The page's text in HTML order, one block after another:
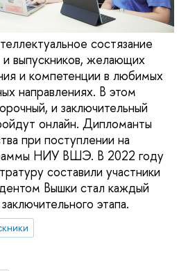
состязание
выпускников, желающих
и компетенции в любимых
направлениях. В этом
и заключительный
онлайн. Дипломанты
при поступлении на
НИУ ВШЭ. В 2022 году
составили участники
Вышки стал каждый
этапа.